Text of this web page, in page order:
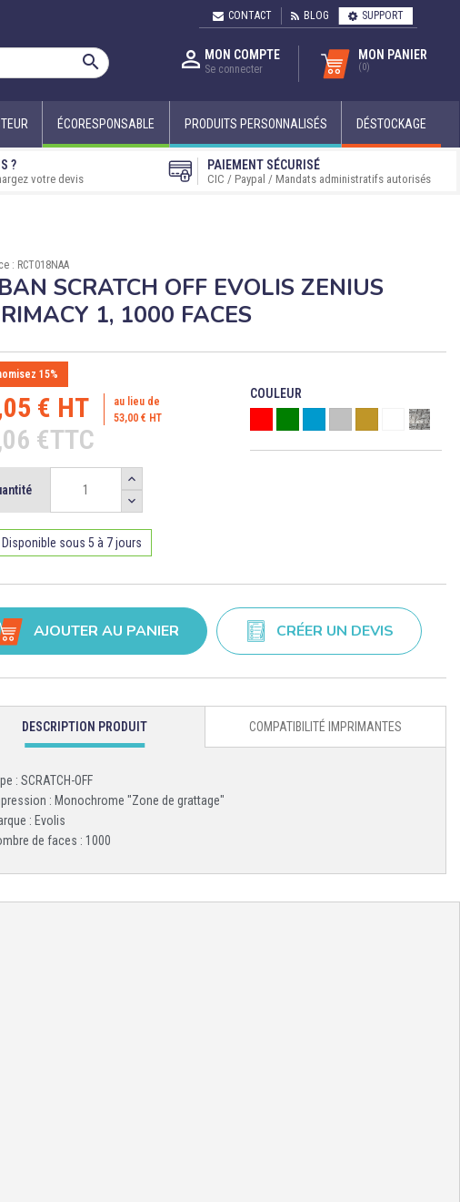
CONTACT BLOG SUPPORT
  MON COMPTE
Se connecter
MON PANIER
(0)
ÉCORESPONSABLE PRODUITS PERSONNALISÉS DÉSTOCKAGE
?
votre devis
PAIEMENT SÉCURISÉ
CIC / Paypal / Mandats administratifs autorisés
: RCT018NAA
SCRATCH OFF EVOLIS ZENIUS
1, 1000 FACES
15%
€ HT
€TTC
au lieu de
53,00 € HT
Disponible sous 5 à 7 jours
COULEUR
Argent Métallique
Or métallique
BlancScratch
AJOUTER AU PANIER CRÉER UN DEVIS
DESCRIPTION PRODUIT COMPATIBILITÉ IMPRIMANTES
: SCRATCH-OFF
: Monochrome "Zone de grattage"
: Evolis
de faces : 1000